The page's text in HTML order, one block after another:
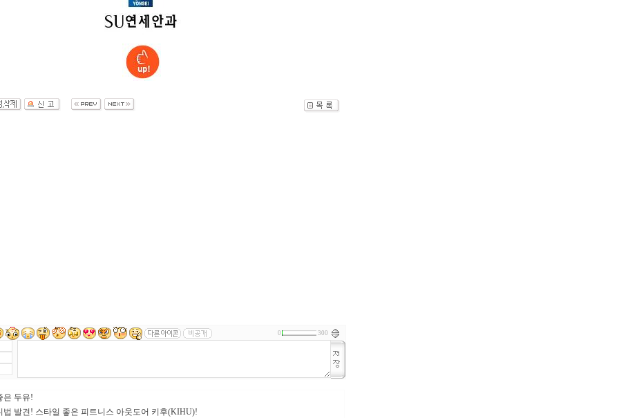
0 300
은 두유!
법 발견! 스타일 좋은 피트니스 아웃도어 키후(KIHU)!